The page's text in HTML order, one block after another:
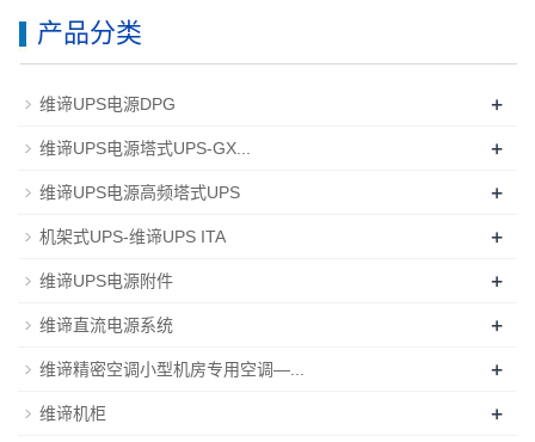
产品分类
维谛UPS电源DPG +
维谛UPS电源塔式UPS-GX... +
维谛UPS电源高频塔式UPS +
机架式UPS-维谛UPS ITA +
维谛UPS电源附件 +
维谛直流电源系统 +
维谛精密空调小型机房专用空调—... +
维谛机柜 +